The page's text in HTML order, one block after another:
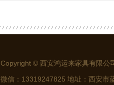
Copyright © 西安鸿运来家具有限公
微信：13319247825 地址：西安市